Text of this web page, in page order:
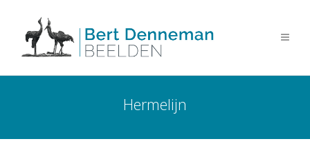
Hermelijn